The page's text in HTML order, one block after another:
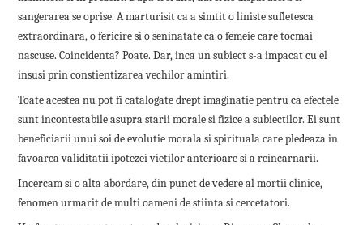
sangerarea se oprise. A marturisit ca a simtit o liniste sufletesca
extraordinara, o fericire si o seninatate ca o femeie care tocmai
nascuse. Coincidenta? Poate. Dar, inca un subiect s-a impacat cu el
insusi prin constientizarea vechilor amintiri.
Toate acestea nu pot fi catalogate drept imaginatie pentru ca efectele
sunt incontestabile asupra starii morale si fizice a subiectilor. Ei sunt
beneficiarii unui soi de evolutie morala si spirituala care pledeaza in
favoarea validitatii ipotezei vietilor anterioare si a reincarnarii.
Incercam si o alta abordare, din punct de vedere al mortii clinice,
fenomen urmarit de multi oameni de stiinta si cercetatori.